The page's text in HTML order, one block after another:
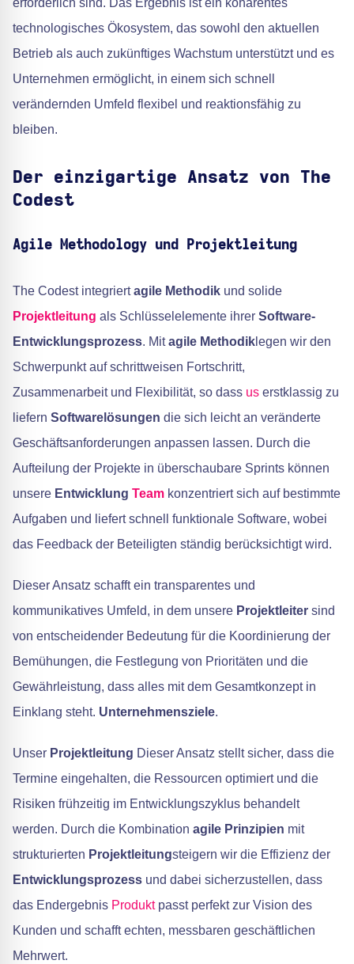
erforderlich sind. Das Ergebnis ist ein kohärentes
technologisches Ökosystem, das sowohl den aktuellen
Betrieb als auch zukünftiges Wachstum unterstützt und es
Unternehmen ermöglicht, in einem sich schnell
verändernden Umfeld flexibel und reaktionsfähig zu
bleiben.
Der einzigartige Ansatz von The
Codest
Agile Methodology und Projektleitung
The Codest integriertagile Methodik und solide
Projektleitung als Schlüsselelemente ihrer Software-
Entwicklungsprozess. Mitagile Methodik legen wir den
Schwerpunkt auf schrittweisen Fortschritt,
Zusammenarbeit und Flexibilität, so dass us erstklassig zu
liefern Softwarelösungen die sich leicht an veränderte
Geschäftsanforderungen anpassen lassen. Durch die
Aufteilung der Projekte in überschaubare Sprints können
unsere Entwicklung Team konzentriert sich auf bestimmte
Aufgaben und liefert schnell funktionale Software, wobei
das Feedback der Beteiligten ständig berücksichtigt wird.
Dieser Ansatz schafft ein transparentes und
kommunikatives Umfeld, in dem unsere Projektleiter sind
von entscheidender Bedeutung für die Koordinierung der
Bemühungen, die Festlegung von Prioritäten und die
Gewährleistung, dass alles mit dem Gesamtkonzept in
Einklang steht. Unternehmensziele.
Unser Projektleitung Dieser Ansatz stellt sicher, dass die
Termine eingehalten, die Ressourcen optimiert und die
Risiken frühzeitig im Entwicklungszyklus behandelt
werden. Durch die Kombination agile Prinzipien mit
strukturierten Projektleitungsteigern wir die Effizienz der
Entwicklungsprozess und dabei sicherzustellen, dass
das Endergebnis Produktpasst perfekt zur Vision des
Kunden und schafft echten, messbaren geschäftlichen
Mehrwert.